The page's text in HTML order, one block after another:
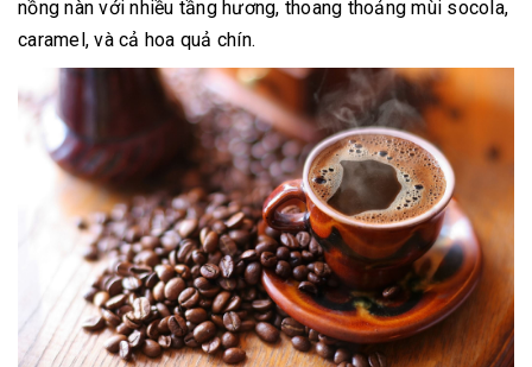
nồng nàn với nhiều tầng hương, thoang thoảng mùi socola,
caramel, và cả hoa quả chín.